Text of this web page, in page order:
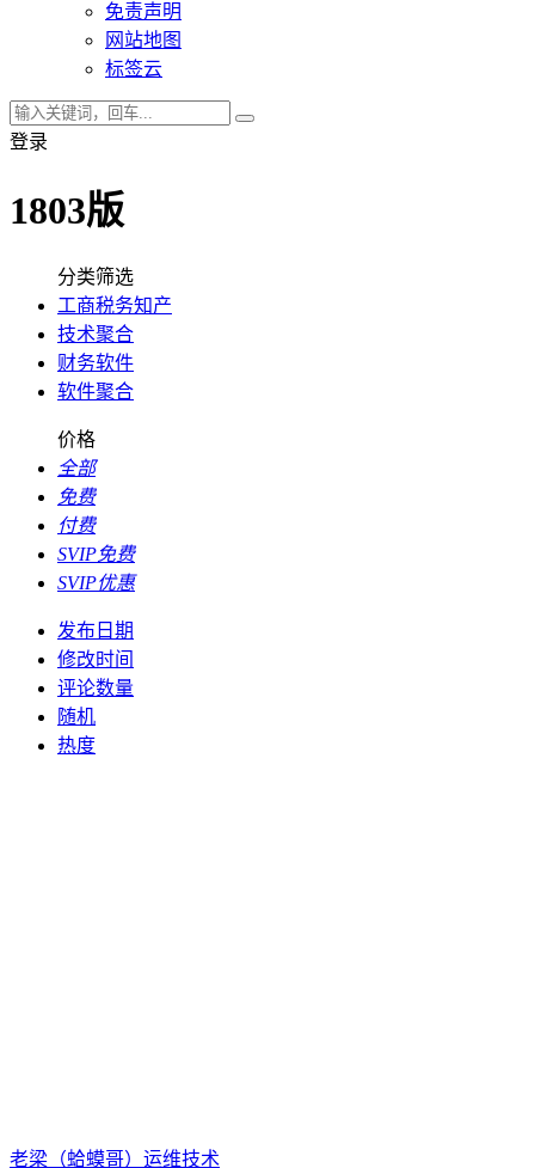
免责声明
网站地图
标签云
登录
1803版
分类筛选
工商税务知产
技术聚合
财务软件
软件聚合
价格
全部
免费
付费
SVIP免费
SVIP优惠
发布日期
修改时间
评论数量
随机
热度
老梁（蛤蟆哥） 运维技术